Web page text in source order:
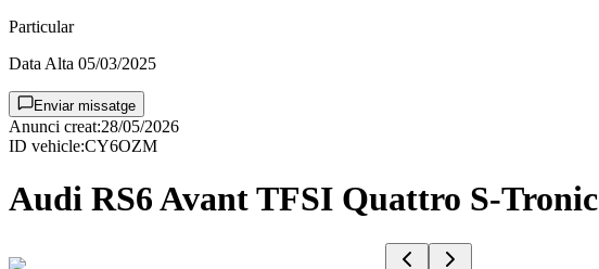
Particular
Data Alta 05/03/2025
Enviar missatge
Anunci creat:28/05/2026
ID vehicle:CY6OZM
Audi RS6 Avant TFSI Quattro S-Tronic